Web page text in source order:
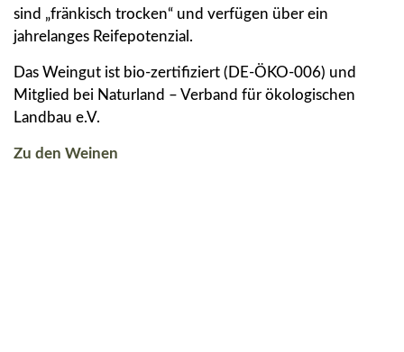
sind „fränkisch trocken“ und verfügen über ein
jahrelanges Reifepotenzial.
Das Weingut ist bio-zertifiziert (DE-ÖKO-006) und
Mitglied bei Naturland – Verband für ökologischen
Landbau e.V.
Zu den Weinen